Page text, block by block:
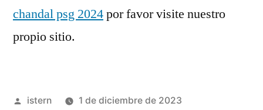
chandal psg 2024por favor visite nuestro
propio sitio.
Publicado
istern
1 de diciembre de 2023